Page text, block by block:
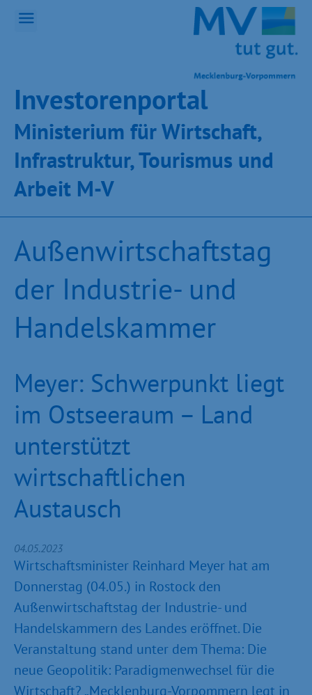
Inves­toren­por­tal
Ministeri­um für Wirt­schaft,
Infra­struk­tur, Tou­ris­mus und
Ar­beit M-V
Außenwirtschaftstag
der Industrie- und
Handelskammer
Meyer: Schwerpunkt liegt
im Ostseeraum – Land
unterstützt
wirtschaftlichen
Austausch
04.05.2023
Wirtschaftsminister Reinhard Meyer hat am
Donnerstag (04.05.) in Rostock den
Außenwirtschaftstag der Industrie- und
Handelskammern des Landes eröffnet. Die
Veranstaltung stand unter dem Thema: Die
neue Geopolitik: Paradigmenwechsel für die
Wirtschaft? „Mecklenburg-Vorpommern legt in